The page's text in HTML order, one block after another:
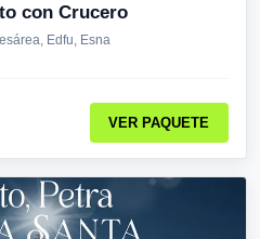
con Crucero
Edfu, Esna
VER PAQUETE